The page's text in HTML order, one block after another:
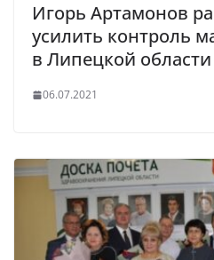
Игорь Артамонов
усилить контроль
в Липецкой области
06.07.2021